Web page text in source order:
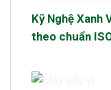
Kỹ Nghệ Xanh
theo chuẩn